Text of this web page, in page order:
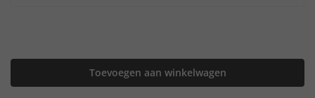
Toevoegen aan winkelwagen